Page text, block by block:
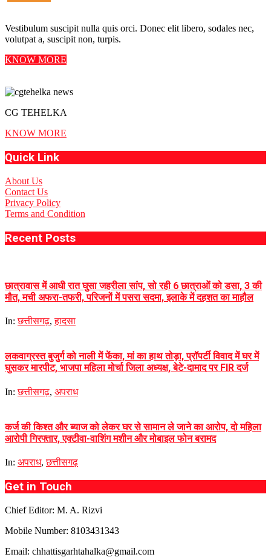
Vestibulum suscipit nulla quis orci. Donec elit libero, sodales nec,
volutpat a, suscipit non, turpis.
KNOW MORE
CG TEHELKA
KNOW MORE
Quick Link
About Us
Contact Us
Privacy Policy
Terms and Condition
Recent Posts
छात्रावास में आधी रात घुसा जहरीला सांप, सो रही 6 छात्राओं को डसा, 3 की
मौत, मची अफरा-तफरी, परिजनों में पसरा सदमा, इलाके में दहशत का माहौल
In: छत्तीसगढ़,हादसा
लकवाग्रस्त बुजुर्ग को नाली में फेंका, मां का हाथ तोड़ा, प्रॉपर्टी विवाद में घर में
घुसकर मारपीट, भाजपा महिला मोर्चा जिला अध्यक्ष, बेटे-दामाद पर FIR दर्ज
In: छत्तीसगढ़, अपराध
कर्ज की किश्त और ब्याज को लेकर घर से सामान ले जाने का आरोप, दो महिला
आरोपी गिरफ्तार, एक्टीवा-वाशिंग मशीन और मोबाइल फोन बरामद
In: अपराध,छत्तीसगढ़
Get in Touch
Chief Editor: M. A. Rizvi
Mobile Number: 8103431343
Email: chhattisgarhtahalka@gmail.com